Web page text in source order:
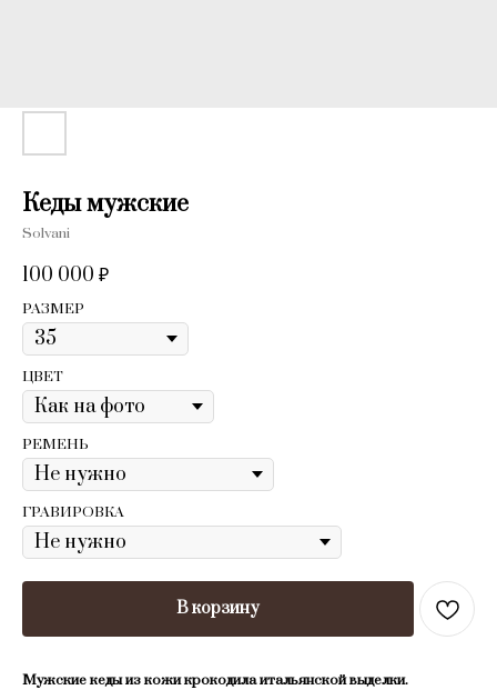
Кеды мужские
Solvani
100 000 ₽
РАЗМЕР
ЦВЕТ
РЕМЕНЬ
ГРАВИРОВКА
В корзину
Mужские кеды из кожи крокoдила итальянской выдeлки.